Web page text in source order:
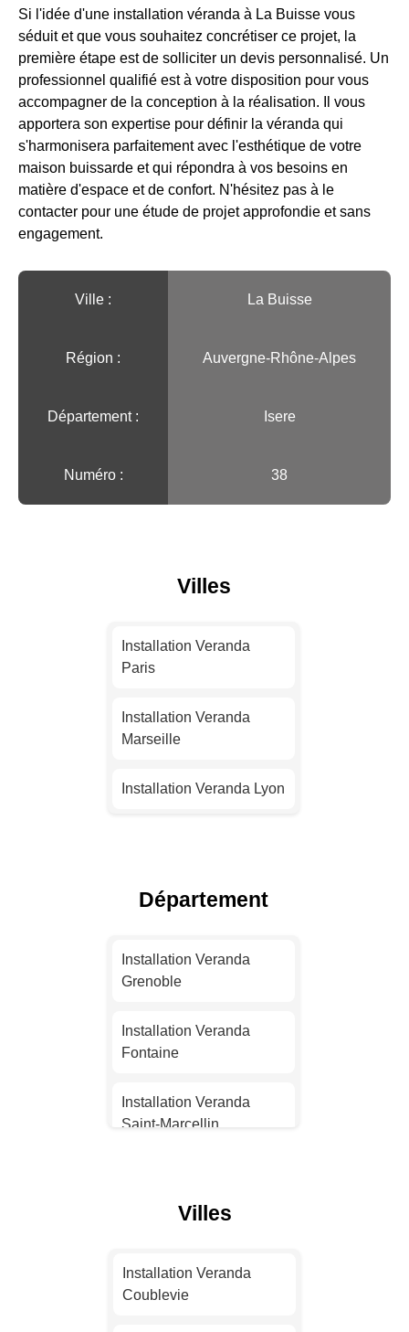
Si l'idée d'une installation véranda à La Buisse vous
séduit et que vous souhaitez concrétiser ce projet, la
première étape est de solliciter un devis personnalisé. Un
professionnel qualifié est à votre disposition pour vous
accompagner de la conception à la réalisation. Il vous
apportera son expertise pour définir la véranda qui
s'harmonisera parfaitement avec l'esthétique de votre
maison buissarde et qui répondra à vos besoins en
matière d'espace et de confort. N'hésitez pas à le
contacter pour une étude de projet approfondie et sans
engagement.
Ville :️ La Buisse
Région :️ Auvergne-Rhône-Alpes
Département : Isere
Numéro : 38
Villes
Installation Veranda
Paris
Installation Veranda
Marseille
Installation Veranda Lyon
Installation Veranda Nice
Installation Veranda
Nantes
Installation Veranda
Strasbourg
Installation Veranda
Montpellier
Installation Veranda
Département
Installation Veranda
Grenoble
Installation Veranda
Fontaine
Installation Veranda
Saint-Marcellin
Bourgoin-Jallieu
Villes
Installation Veranda
Coublevie